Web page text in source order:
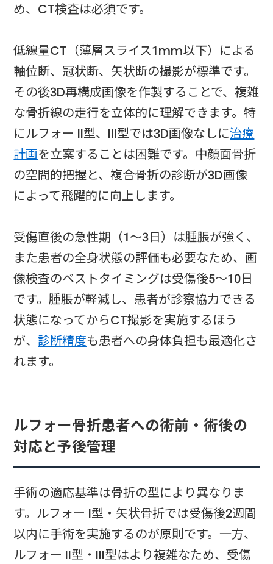
め、CT検査は必須です。
低線量CT（薄層スライス1mm以下）による
軸位断、冠状断、矢状断の撮影が標準です。
その後3D再構成画像を作製することで、複雑
な骨折線の走行を立体的に理解できます。特
にルフォー II型、III型では3D画像なしに治療
計画を立案することは困難です。中顔面骨折
の空間的把握と、複合骨折の診断が3D画像
によって飛躍的に向上します。
受傷直後の急性期（1～3日）は腫脹が強く、
また患者の全身状態の評価も必要なため、画
像検査のベストタイミングは受傷後5～10日
です。腫脹が軽減し、患者が診察協力できる
状態になってからCT撮影を実施するほう
が、診断精度も患者への身体負担も最適化さ
れます。
ルフォー骨折患者への術前・術後の
対応と予後管理
手術の適応基準は骨折の型により異なりま
す。ルフォー I型・矢状骨折では受傷後2週間
以内に手術を実施するのが原則です。一方、
ルフォー II型・III型はより複雑なため、受傷